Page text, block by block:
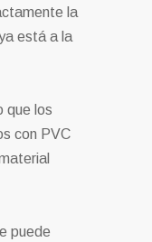
la
está a la
que los
con PVC
puede